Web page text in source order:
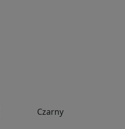
Czarny